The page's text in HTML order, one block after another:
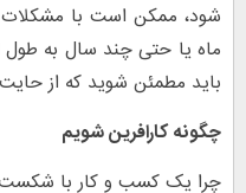
شود، ممکن است با مشکلات
ماه یا حتی چند سال به
باید مطمئن شوید که از
چگونه کارافرین شویم
چرا یک کسب و کار با